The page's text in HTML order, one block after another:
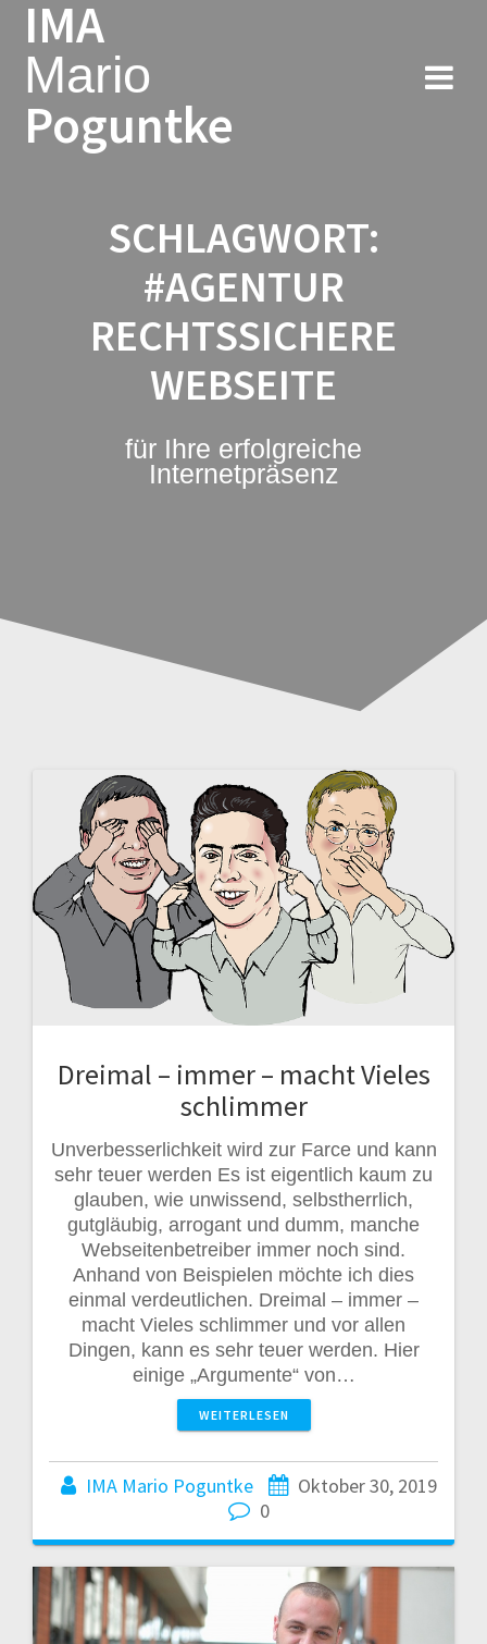
IMA
Mario
Poguntke
SCHLAGWORT:
#AGENTUR
RECHTSSICHERE
WEBSEITE
für Ihre erfolgreiche
Internetpräsenz
Dreimal – immer – macht Vieles
schlimmer
Unverbesserlichkeit wird zur Farce und kann
sehr teuer werden Es ist eigentlich kaum zu
glauben, wie unwissend, selbstherrlich,
gutgläubig, arrogant und dumm, manche
Webseitenbetreiber immer noch sind.
Anhand von Beispielen möchte ich dies
einmal verdeutlichen. Dreimal – immer –
macht Vieles schlimmer und vor allen
Dingen, kann es sehr teuer werden. Hier
einige „Argumente“ von…
WEITERLESEN
IMA Mario Poguntke
Oktober 30, 2019
0